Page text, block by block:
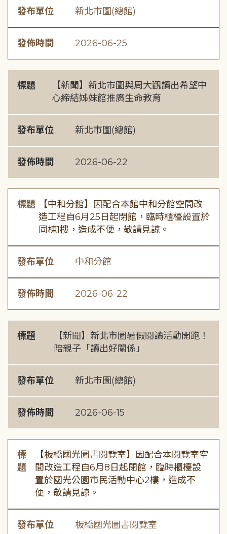
發布單位 新北市圖(總館)
發佈時間 2026-06-25
標題
【新聞】新北市圖與周大觀讀出希望中
心締結姊妹館推廣生命教育
發布單位 新北市圖(總館)
發佈時間 2026-06-22
標題
【中和分館】因配合本館中和分館空間改
造工程自6月25日起閉館，臨時櫃檯設置於
同棟1樓，造成不便，敬請見諒。
發布單位 中和分館
發佈時間 2026-06-22
標題
【新聞】新北市圖暑假閱讀活動開跑！
陪親子「讀出好關係」
發布單位 新北市圖(總館)
發佈時間 2026-06-15
標
題
【板橋國光圖書閱覽室】因配合本閱覽室空
間改造工程自6月8日起閉館，臨時櫃檯設
置於國光公園市民活動中心2樓，造成不
便，敬請見諒。
發布單位 板橋國光圖書閱覽室